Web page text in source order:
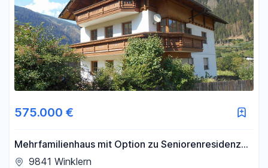
575.000 €
Mehrfamilienhaus mit Option zu Seniorenresidenz
oder Pension, Investition mit Zukunftsperspektive.
9841 Winklern